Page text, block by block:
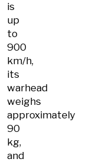
is
up
to
900
km/h,
its
warhead
weighs
approximately
90
kg,
and